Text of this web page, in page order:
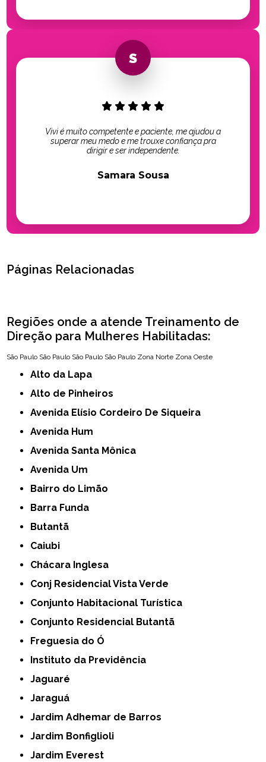
Vivi é muito competente e paciente, me ajudou a
superar meu medo e me trouxe confiança pra
dirigir e ser independente.
Samara Sousa
Páginas Relacionadas
Regiões onde a atende Treinamento de
Direção para Mulheres Habilitadas:
São Paulo São Paulo São Paulo São Paulo Zona Norte Zona Oeste
Alto da Lapa
Alto de Pinheiros
Avenida Elísio Cordeiro De Siqueira
Avenida Hum
Avenida Santa Mônica
Avenida Um
Bairro do Limão
Barra Funda
Butantã
Caiubi
Chácara Inglesa
Conj Residencial Vista Verde
Conjunto Habitacional Turística
Conjunto Residencial Butantã
Freguesia do Ó
Instituto da Previdência
Jaguaré
Jaraguá
Jardim Adhemar de Barros
Jardim Bonfiglioli
Jardim Everest